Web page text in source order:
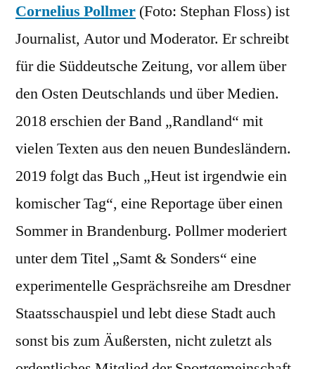
Cornelius Pollmer (Foto: Stephan Floss) ist
Journalist, Autor und Moderator. Er schreibt
für die Süddeutsche Zeitung, vor allem über
den Osten Deutschlands und über Medien.
2018 erschien der Band „Randland“ mit
vielen Texten aus den neuen Bundesländern.
2019 folgt das Buch „Heut ist irgendwie ein
komischer Tag“, eine Reportage über einen
Sommer in Brandenburg. Pollmer moderiert
unter dem Titel „Samt & Sonders“ eine
experimentelle Gesprächsreihe am Dresdner
Staatsschauspiel und lebt diese Stadt auch
sonst bis zum Äußersten, nicht zuletzt als